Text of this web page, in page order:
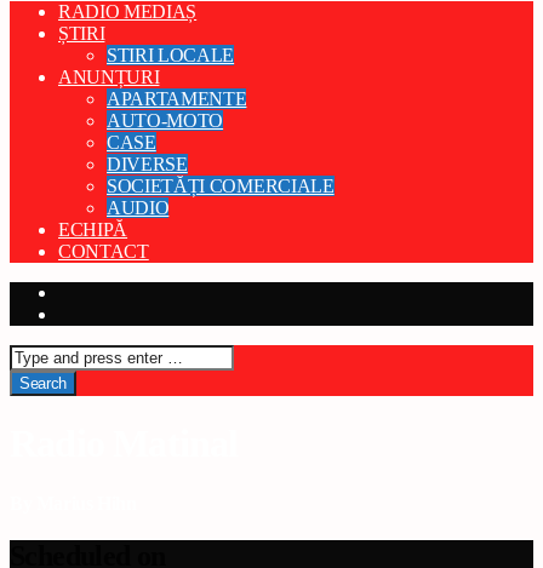
RADIO MEDIAȘ
ȘTIRI
STIRI LOCALE
ANUNȚURI
APARTAMENTE
AUTO-MOTO
CASE
DIVERSE
SOCIETĂȚI COMERCIALE
AUDIO
ECHIPĂ
CONTACT